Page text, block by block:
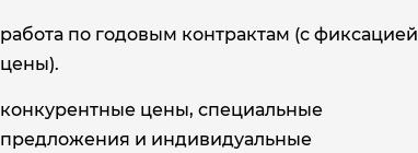
работа по годовым контрактам (с фиксацией
цены).
конкурентные цены, специальные
предложения и индивидуальные